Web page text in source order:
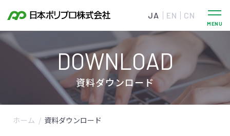
JA EN CN
DOWNLOAD
資料ダウンロード
ホーム 資料ダウンロード